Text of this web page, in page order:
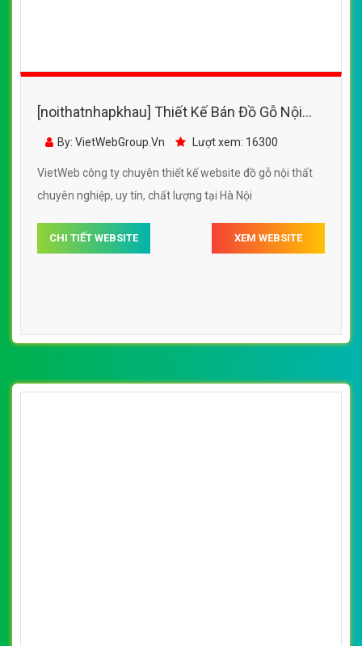
[noithatnhapkhau] Thiết Kế Bán Đồ Gỗ Nội
Thất Gia Khánh đẹp SEO nhanh hiệu quả
By: VietWebGroup.Vn Lượt xem: 16300
VietWeb công ty chuyên thiết kế website đồ gỗ nội thất
chuyên nghiệp, uy tín, chất lượng tại Hà Nội
CHI TIẾT WEBSITE XEM WEBSITE